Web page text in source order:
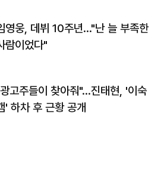
영웅, 데뷔 10주년…"난 늘 부족한
람이었다"
고주들이 찾아줘"…진태현, '이숙
' 하차 후 근황 공개